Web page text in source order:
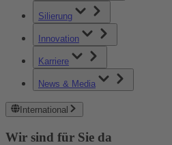
Silierung
Innovation
Karriere
News & Media
International
Wir sind für Sie da